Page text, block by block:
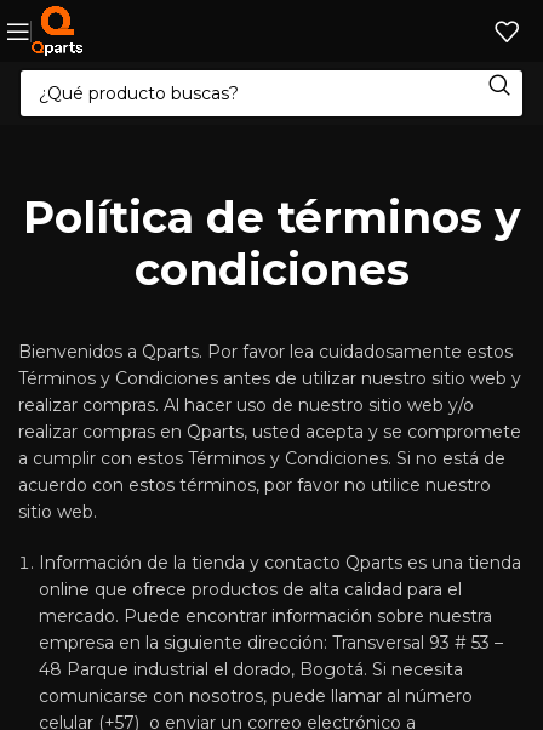
Política de términos y
condiciones
Bienvenidos a Qparts. Por favor lea cuidadosamente estos
Términos y Condiciones antes de utilizar nuestro sitio web y
realizar compras. Al hacer uso de nuestro sitio web y/o
realizar compras en Qparts, usted acepta y se compromete
a cumplir con estos Términos y Condiciones. Si no está de
acuerdo con estos términos, por favor no utilice nuestro
sitio web.
Información de la tienda y contacto Qparts es una tienda
online que ofrece productos de alta calidad para el
mercado. Puede encontrar información sobre nuestra
empresa en la siguiente dirección: Transversal 93 # 53 –
48 Parque industrial el dorado, Bogotá. Si necesita
comunicarse con nosotros, puede llamar al número
celular (+57) o enviar un correo electrónico a